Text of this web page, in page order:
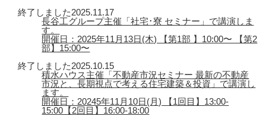
終了しました2025.11.17
長谷工グループ主催「社宅･寮 セミナー」で講演しま
す。
開催日：2025年11月13日(木) 【第1部 】10:00〜 【第2
部】15:00〜
終了しました2025.10.15
積水ハウス主催「不動産市況セミナー 最新の不動産
市況と、長期視点で考える住宅建築＆投資」で講演し
ます。
開催日：20245年11月10日(月) 【1回目】13:00-
15:00【2回目】16:00-18:00